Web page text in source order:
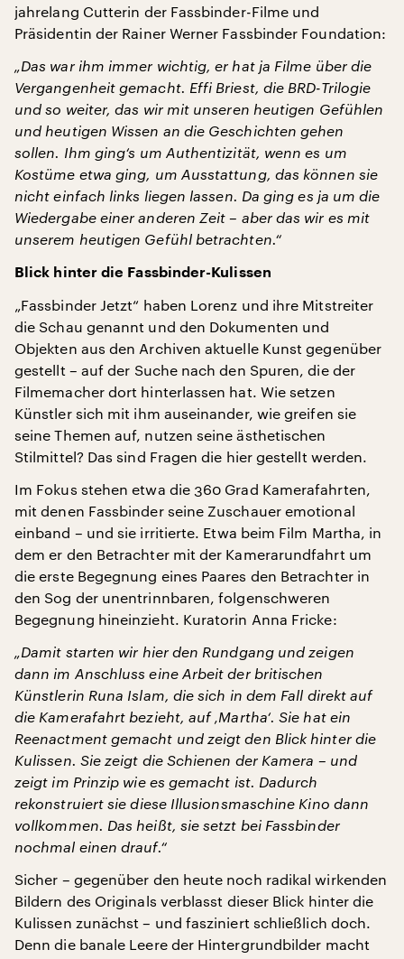
jahrelang Cutterin der Fassbinder-Filme und
Präsidentin der Rainer Werner Fassbinder Foundation:
„Das war ihm immer wichtig, er hat ja Filme über die
Vergangenheit gemacht. Effi Briest, die BRD-Trilogie
und so weiter, das wir mit unseren heutigen Gefühlen
und heutigen Wissen an die Geschichten gehen
sollen. Ihm ging‘s um Authentizität, wenn es um
Kostüme etwa ging, um Ausstattung, das können sie
nicht einfach links liegen lassen. Da ging es ja um die
Wiedergabe einer anderen Zeit – aber das wir es mit
unserem heutigen Gefühl betrachten.“
Blick hinter die Fassbinder-Kulissen
„Fassbinder Jetzt“ haben Lorenz und ihre Mitstreiter
die Schau genannt und den Dokumenten und
Objekten aus den Archiven aktuelle Kunst gegenüber
gestellt – auf der Suche nach den Spuren, die der
Filmemacher dort hinterlassen hat. Wie setzen
Künstler sich mit ihm auseinander, wie greifen sie
seine Themen auf, nutzen seine ästhetischen
Stilmittel? Das sind Fragen die hier gestellt werden.
Im Fokus stehen etwa die 360 Grad Kamerafahrten,
mit denen Fassbinder seine Zuschauer emotional
einband – und sie irritierte. Etwa beim Film Martha, in
dem er den Betrachter mit der Kamerarundfahrt um
die erste Begegnung eines Paares den Betrachter in
den Sog der unentrinnbaren, folgenschweren
Begegnung hineinzieht. Kuratorin Anna Fricke:
„Damit starten wir hier den Rundgang und zeigen
dann im Anschluss eine Arbeit der britischen
Künstlerin Runa Islam, die sich in dem Fall direkt auf
die Kamerafahrt bezieht, auf ‚Martha‘. Sie hat ein
Reenactment gemacht und zeigt den Blick hinter die
Kulissen. Sie zeigt die Schienen der Kamera – und
zeigt im Prinzip wie es gemacht ist. Dadurch
rekonstruiert sie diese Illusionsmaschine Kino dann
vollkommen. Das heißt, sie setzt bei Fassbinder
nochmal einen drauf.“
Sicher – gegenüber den heute noch radikal wirkenden
Bildern des Originals verblasst dieser Blick hinter die
Kulissen zunächst – und fasziniert schließlich doch.
Denn die banale Leere der Hintergrundbilder macht